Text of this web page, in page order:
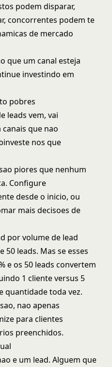
podem disparar,
concorrentes podem te
de mercado
que um canal esteja
investindo em
pobres
leads vem, vai
que nao
nos que
piores que nenhum
Configure
desde o inicio, ou
mais decisoes de
por volume de lead
50 leads. Mas se esses
e os 50 leads convertem
1 cliente versus 5
quantidade toda vez.
nao apenas
para clientes
preenchidos.
e um lead. Alguem que